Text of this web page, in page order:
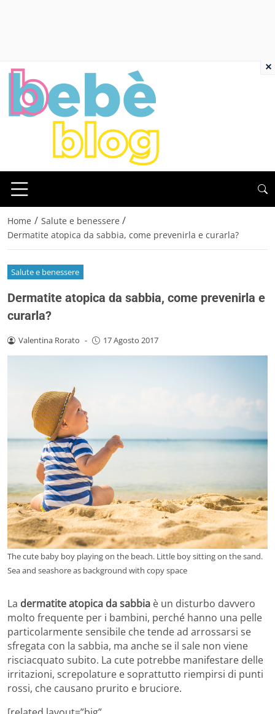
Home / Salute e benessere /
Dermatite atopica da sabbia, come prevenirla e curarla?
Salute e benessere
Dermatite atopica da sabbia, come prevenirla e
curarla?
Valentina Rorato - 17 Agosto 2017
The cute baby boy playing on the beach. Little boy sitting on the sand.
Sea and seashore as background with copy space
La dermatite atopica da sabbia è un disturbo davvero
molto frequente per i bambini, perché hanno una pelle
particolarmente sensibile che tende ad arrossarsi se
sfregata con la sabbia, ma anche se il sale non viene
risciacquato subito. La cute potrebbe manifestare delle
irritazioni, screpolature e soprattutto riempirsi di punti
rossi, che causano prurito e bruciore.
×